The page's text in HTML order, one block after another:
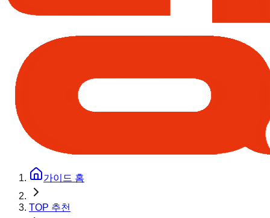
가이드 홈
TOP 추천